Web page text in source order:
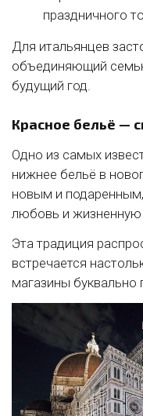
праздничного
Для итальянцев
объединяющий
будущий год.
Красное бельё —
Одно из самых
нижнее бельё в
новым и
любовь и жизненную
Эта традиция
встречается
магазины